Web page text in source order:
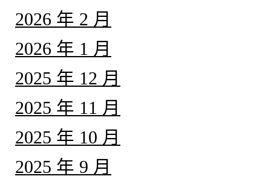
2026 年 2 月
2026 年 1 月
2025 年 12 月
2025 年 11 月
2025 年 10 月
2025 年 9 月